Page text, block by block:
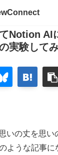
Notion AI
実験して
いの丈を思い
ような記事